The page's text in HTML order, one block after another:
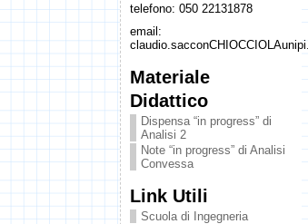
telefono: 050 22131878
email:
Materiale
Didattico
Dispensa “in progress” di
Analisi 2
Note “in progress” di Analisi
Convessa
Link Utili
Scuola di Ingegneria